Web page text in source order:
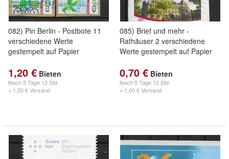
082) Pin Berlin - Postbote 11
verschiedene Werte
gestempelt auf Papier
1,20 € Bieten
Noch5 Tage 12 Std.
+ 1,00 € Versand
085) Brief und mehr -
Rathäuser 2 verschiedene
Werte gestempelt auf Papier
0,70 € Bieten
Noch5 Tage 12 Std.
+ 1,00 € Versand